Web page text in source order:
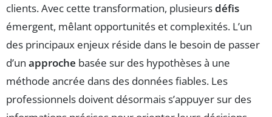
clients. Avec cette transformation, plusieursdéfis
émergent, mêlant opportunités et complexités. L’un
des principaux enjeux réside dans le besoin de passer
d’un approche basée sur des hypothèses à une
méthode ancrée dans des données fiables. Les
professionnels doivent désormais s’appuyer sur des